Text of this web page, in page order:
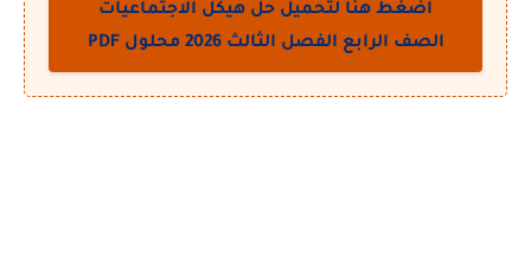
اضغط هنا لتحميل حل هيكل الاجتماعيات
الصف الرابع الفصل الثالث 2026 محلول PDF